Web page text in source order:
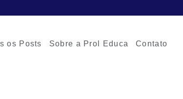
os Posts Sobre a Prol Educa Contato